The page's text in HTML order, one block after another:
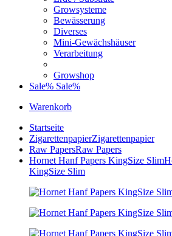
Growsysteme
Bewässerung
Diverses
Mini-Gewächshäuser
Verarbeitung
Growshop
Sale% Sale%
Warenkorb
Startseite
ZigarettenpapierZigarettenpapier
Raw PapersRaw Papers
Hornet Hanf Papers KingSize Slim
KingSize Slim